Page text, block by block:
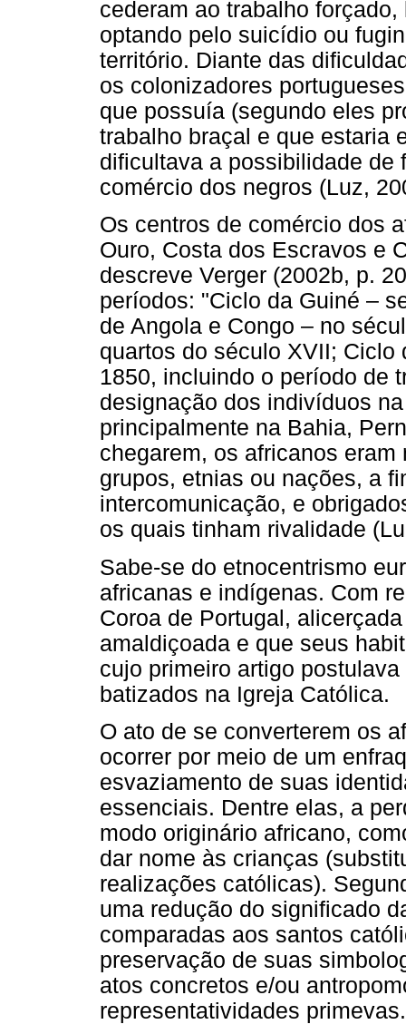
cederam ao trabalho
optando pelo suicídio ou
território. Diante das
os colonizadores
que possuía (segundo eles
trabalho braçal e que estaria
dificultava a possibilidade de
comércio dos negros (Luz,
Os centros de comércio dos
Ouro, Costa dos Escravos e
descreve Verger (2002b, p.
períodos: "Ciclo da Guiné –
de Angola e Congo – no
quartos do século XVII;
1850, incluindo o período de
designação dos indivíduos
principalmente na Bahia,
chegarem, os africanos
grupos, etnias ou nações, a
intercomunicação, e
os quais tinham rivalidade
Sabe-se do etnocentrismo
africanas e indígenas. Com
Coroa de Portugal,
amaldiçoada e que seus
cujo primeiro artigo
batizados na Igreja Católica.
O ato de se converterem os
ocorrer por meio de um
esvaziamento de suas
essenciais. Dentre elas, a
modo originário africano,
dar nome às crianças
realizações católicas).
uma redução do significado
comparadas aos santos
preservação de suas
atos concretos e/ou
representatividades primevas.